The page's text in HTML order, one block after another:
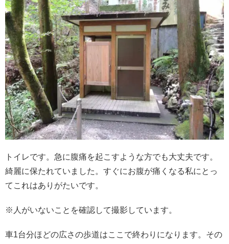
トイレです。急に腹痛を起こすような方でも大丈夫です。
綺麗に保たれていました。すぐにお腹が痛くなる私にとっ
てこれはありがたいです。
※人がいないことを確認して撮影しています。
車1台分ほどの広さの歩道はここで終わりになります。その